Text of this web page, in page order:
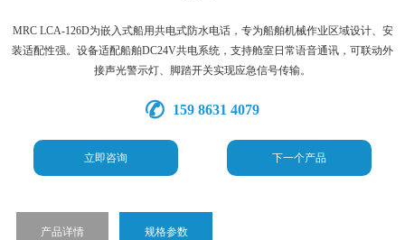
MRC LCA-126D为嵌入式船用共电式防水电话，专为船舶机械作业区域设计、安
装适配性强。设备适配船舶DC24V共电系统，支持舱室日常语音通讯，可联动外
接声光警示灯、脚踏开关实现应急信号传输。
159 8631 4079
立即咨询 下一个产品
产品详情 规格参数